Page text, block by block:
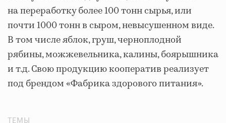
на переработку более 100 тонн сырья, или
почти 1000 тонн в сыром, невысушенном виде.
В том числе яблок, груш, черноплодной
рябины, можжевельника, калины, боярышника
и т.д. Свою продукцию кооператив реализует
под брендом «Фабрика здорового питания».
ТЕМЫ